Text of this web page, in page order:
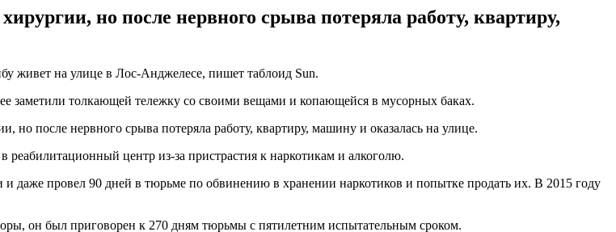
но после нервного срыва потеряла работу, квартиру,
живет на улице в Лос-Анджелесе, пишет таблоид Sun.
заметили толкающей тележку со своими вещами и копающейся в мусорных баках.
но после нервного срыва потеряла работу, квартиру, машину и оказалась на улице.
центр из-за пристрастия к наркотикам и алкоголю.
даже провел 90 дней в тюрьме по обвинению в хранении наркотиков и попытке продать их. В 2015 году
он был приговорен к 270 дням тюрьмы с пятилетним испытательным сроком.